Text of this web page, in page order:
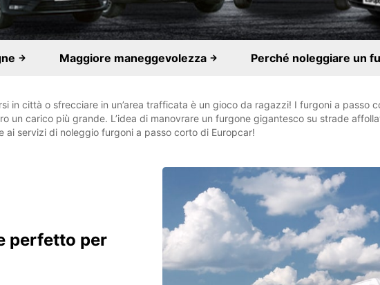
Maggiore maneggevolezza Perché noleggiare un
in città o sfrecciare in un’area trafficata è un gioco da ragazzi! I furgoni a passo
un carico più grande. L’idea di manovrare un furgone gigantesco su strade
servizi di noleggio furgoni a passo corto di Europcar!
perfetto per